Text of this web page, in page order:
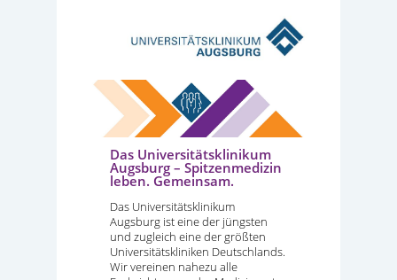
Das Universitätsklinikum
Augsburg – Spitzenmedizin
leben. Gemeinsam.
Das Universitätsklinikum
Augsburg ist eine der jüngsten
und zugleich eine der größten
Universitätskliniken Deutschlands.
Wir vereinen nahezu alle